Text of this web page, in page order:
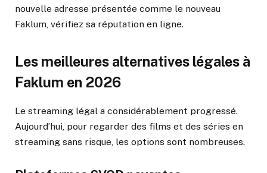
nouvelle adresse présentée comme le nouveau
Faklum, vérifiez sa réputation en ligne.
Les meilleures alternatives légales à
Faklum en 2026
Le streaming légal a considérablement progressé.
Aujourd’hui, pour regarder des films et des séries en
streaming sans risque, les options sont nombreuses.